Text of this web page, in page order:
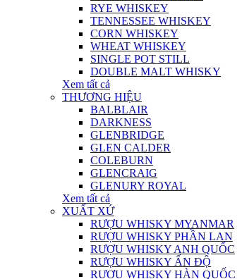
RYE WHISKEY
TENNESSEE WHISKEY
CORN WHISKEY
WHEAT WHISKEY
SINGLE POT STILL
DOUBLE MALT WHISKY
Xem tất cả
THƯƠNG HIỆU
BALBLAIR
DARKNESS
GLENBRIDGE
GLEN CALDER
COLEBURN
GLENCRAIG
GLENURY ROYAL
Xem tất cả
XUẤT XỨ
RƯỢU WHISKY MYANMAR
RƯỢU WHISKY PHẦN LAN
RƯỢU WHISKY ANH QUỐC
RƯỢU WHISKY ẤN ĐỘ
RƯỢU WHISKY HÀN QUỐC